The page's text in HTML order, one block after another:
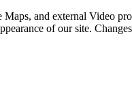
and external Video
of our site.